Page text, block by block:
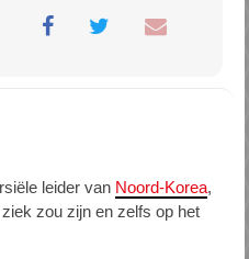
leider van Noord-Korea,
zou zijn en zelfs op het